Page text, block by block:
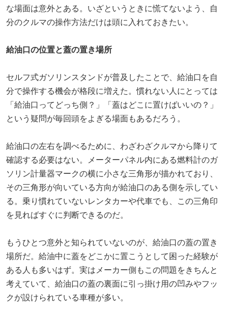
な場面は意外とある。いざというときに慌てないよう、自
分のクルマの操作方法だけは頭に入れておきたい。
給油口の位置と蓋の置き場所
セルフ式ガソリンスタンドが普及したことで、給油口を自
分で操作する機会が格段に増えた。慣れない人にとっては
「給油口ってどっち側？」「蓋はどこに置けばいいの？」
という疑問が毎回頭をよぎる場面もあるだろう。
給油口の左右を調べるために、わざわざクルマから降りて
確認する必要はない。メーターパネル内にある燃料計のガ
ソリン計量器マークの横に小さな三角形が描かれており、
その三角形が向いている方向が給油口のある側を示してい
る。乗り慣れていないレンタカーや代車でも、この三角印
を見ればすぐに判断できるのだ。
もうひとつ意外と知られていないのが、給油口の蓋の置き
場所だ。給油中に蓋をどこかに置こうとして困った経験が
ある人も多いはず。実はメーカー側もこの問題をきちんと
考えていて、給油口の蓋の裏面に引っ掛け用の凹みやフッ
クが設けられている車種が多い。